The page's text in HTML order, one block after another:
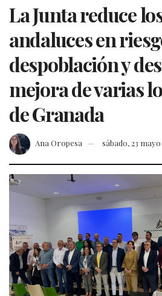
La Junta reduce
andaluces en
despoblación y
mejora de varias
de Granada
Ana Oropesa sábado, 23 mayo